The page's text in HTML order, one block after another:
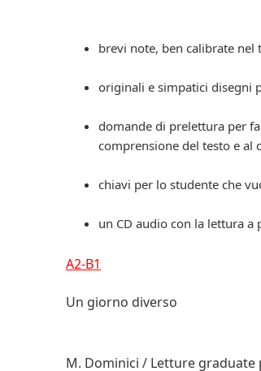
brevi note, ben calibrate
originali e simpatici disegni
domande di prelettura per
comprensione del testo e al
chiavi per lo studente che
un CD audio con la lettura a
A2-B1
Un giorno diverso
M. Dominici / Letture